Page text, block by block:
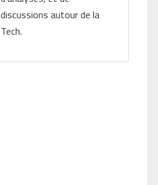
discussions autour de la
Tech.